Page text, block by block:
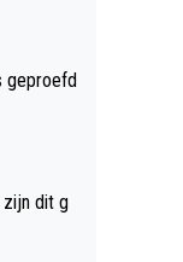
geproefd
zijn dit g